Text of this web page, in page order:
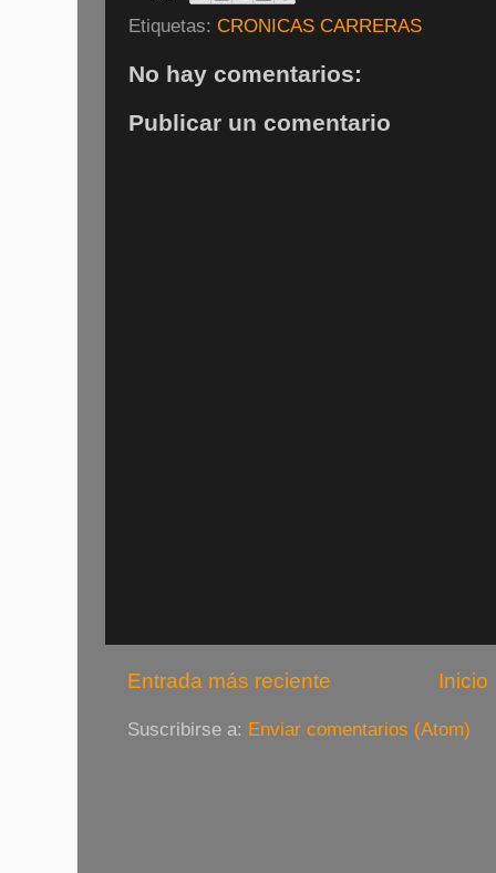
Etiquetas: CRONICAS CARRERAS
No hay comentarios:
Publicar un comentario
Entrada más reciente Inicio
Suscribirse a: Enviar comentarios (Atom)